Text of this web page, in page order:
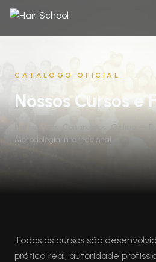
CATÁLOGO OFICIAL
Nossos Cursos e
Presenciais · Congressos · Online —
Metodologia Internacional
Todos os cursos são
prática real, autoridade